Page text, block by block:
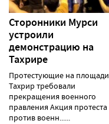
Сторонники Мурси
устроили
демонстрацию на
Тахрире
Протестующие на площади
Тахрир требовали
прекращения военного
правления Акция протеста
против военн......